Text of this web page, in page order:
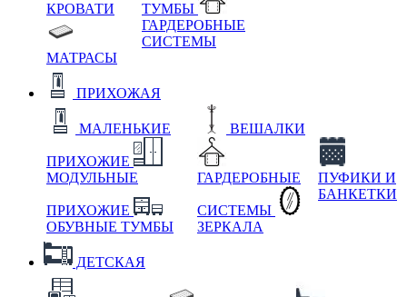
КРОВАТИ
МАТРАСЫ
ТУМБЫ
ГАРДЕРОБНЫЕ
СИСТЕМЫ
ПРИХОЖАЯ
МАЛЕНЬКИЕ
ПРИХОЖИЕ
МОДУЛЬНЫЕ
ПРИХОЖИЕ
ОБУВНЫЕ ТУМБЫ
ВЕШАЛКИ
ГАРДЕРОБНЫЕ
СИСТЕМЫ
ЗЕРКАЛА
ПУФИКИ И
БАНКЕТКИ
ДЕТСКАЯ